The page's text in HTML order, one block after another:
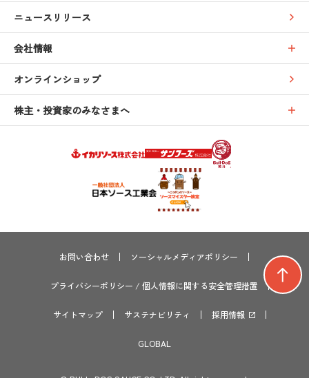
ニュースリリース
会社情報
オンラインショップ
株主・投資家のみなさまへ
お問い合わせ ソーシャルメディアポリシー
プライバシーポリシー / 個人情報に関する安全管理措置
サイトマップ サステナビリティ 採用情報
GLOBAL